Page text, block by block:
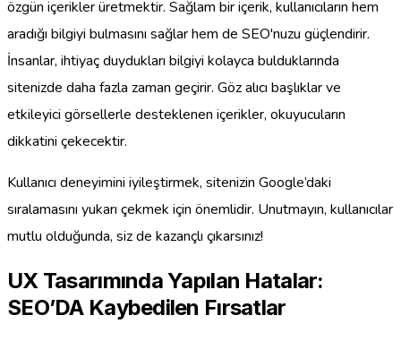
özgün içerikler üretmektir. Sağlam bir içerik, kullanıcıların hem
aradığı bilgiyi bulmasını sağlar hem de SEO'nuzu güçlendirir.
İnsanlar, ihtiyaç duydukları bilgiyi kolayca bulduklarında
sitenizde daha fazla zaman geçirir. Göz alıcı başlıklar ve
etkileyici görsellerle desteklenen içerikler, okuyucuların
dikkatini çekecektir.
Kullanıcı deneyimini iyileştirmek, sitenizin Google’daki
sıralamasını yukarı çekmek için önemlidir. Unutmayın, kullanıcılar
mutlu olduğunda, siz de kazançlı çıkarsınız!
UX Tasarımında Yapılan Hatalar:
SEO’DA Kaybedilen Fırsatlar